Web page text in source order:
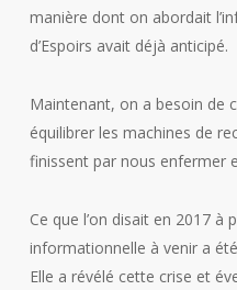
manière dont on abordait
d’Espoirs avait déjà anticipé.
Maintenant, on a besoin de
équilibrer les machines de
finissent par nous enfermer
Ce que l’on disait en 2017 à
informationnelle à venir a
Elle a révélé cette crise et